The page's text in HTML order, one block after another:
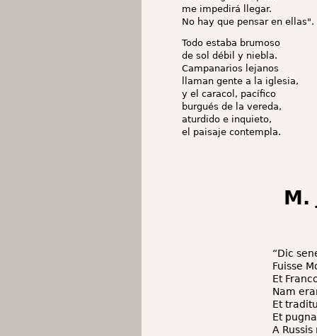
me impedirá llegar.
No hay que pensar en ellas".
Todo estaba brumoso
de sol débil y niebla.
Campanarios lejanos
llaman gente a la iglesia,
y el caracol, pacífico
burgués de la vereda,
aturdido e inquieto,
el paisaje contempla.
M.
“Dic
Fuisse
Et
Nam
Et
Et
A